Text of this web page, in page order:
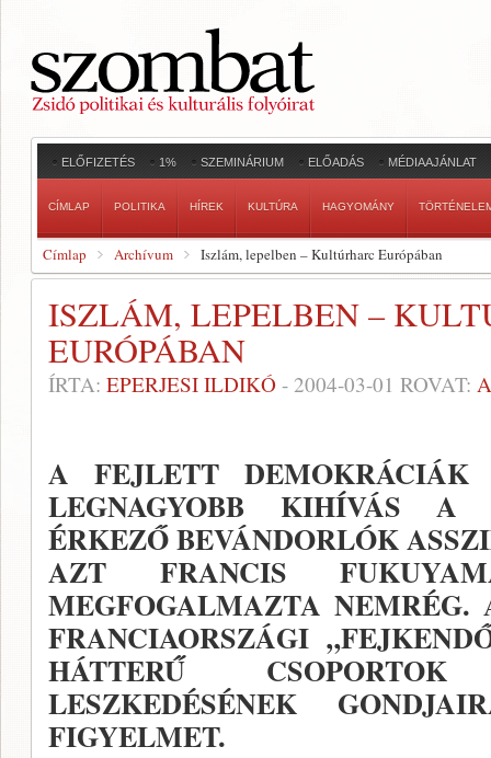
ELŐFIZETÉS 1% SZEMINÁRIUM ELŐADÁS MÉDIAAJÁNLAT
CÍMLAP POLITIKA HÍREK KULTÚRA HAGYOMÁNY
Címlap Archívum Iszlám, lepelben – Kultúrharc Európában
ISZLÁM, LEPELBEN –
EURÓPÁBAN
ÍRTA: EPERJESI ILDIKÓ - 2004-03-01 ROVAT:
A FEJLETT
LEGNA­GYOBB KIHÍVÁS A
ÉRKEZŐ BEVÁNDOR­LÓK
AZT FRANCIS
MEGFOGALMAZTA
FRANCIAORSZÁGI
HÁTTERŰ
LESZKEDÉSÉNEK
FIGYELMET.